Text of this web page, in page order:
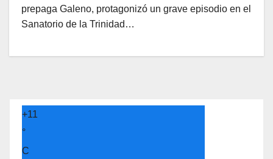
prepaga Galeno, protagonizó un grave episodio en el
Sanatorio de la Trinidad…
+11
°
C